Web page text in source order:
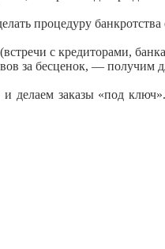
процедуру банкротства
с кредиторами,
за бесценок, — получим
делаем заказы «под